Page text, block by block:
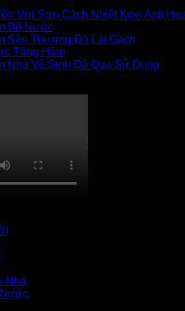
Với Sơn Cách Nhiệt Kovi Anti
Bể Nước
Sân Thượng Đã Lát Gạch
Tầng Hầm
Nhà Vệ Sinh Đã Qua Sử Dụng
Nhà